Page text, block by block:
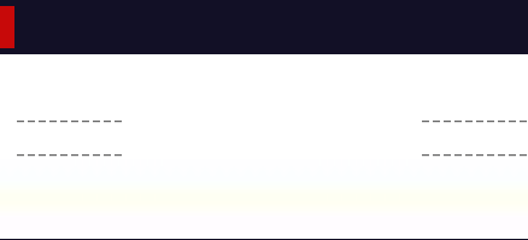
----------
----------
----------
----------